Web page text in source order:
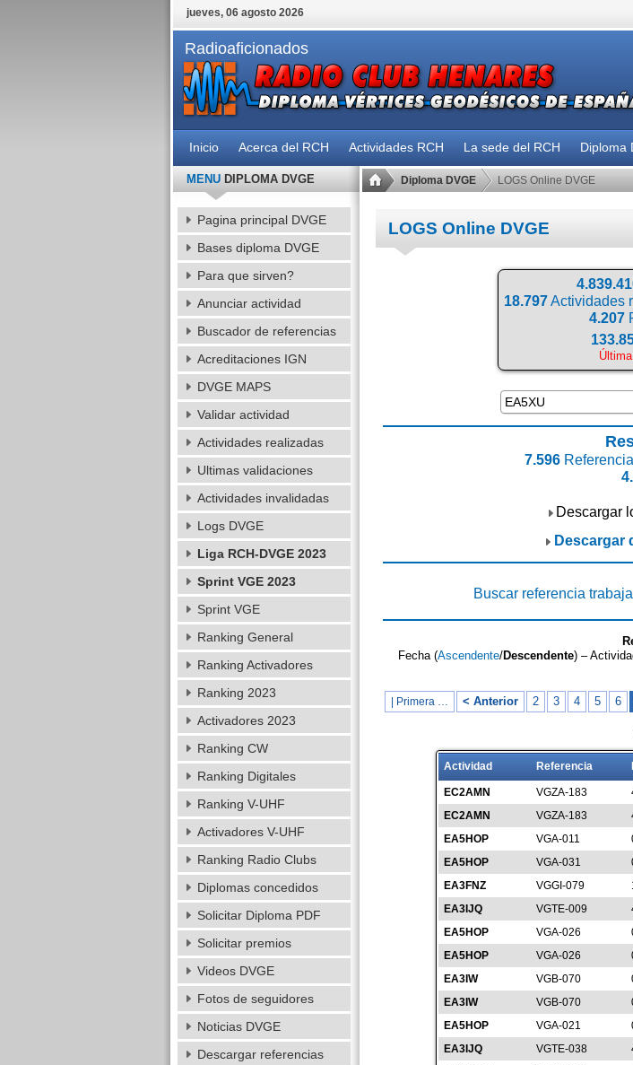
jueves, 06 agosto 2026
Radioaficionados
Inicio Acerca del RCH Actividades RCH La sede del RCH Diploma
Diploma DVGE LOGS Online DVGE
LOGS Online DVGE
18.797Actividades
4.207
7.596
Descargar
Descargar
Buscar referencia
Fecha (Ascendente/Descendente) –
| Primera … < Anterior 2 3 4 5 6
Actividad Referencia
EC2AMN VGZA-183
EC2AMN
VGZA-183
EA5HOP
VGA-011
EA5HOP
VGA-031
EA3FNZ
VGGI-079
EA3IJQ
VGTE-009
EA5HOP
VGA-026
EA5HOP
VGA-026
EA3IW
VGB-070
EA3IW
VGB-070
EA5HOP
VGA-021
EA3IJQ
VGTE-038
MENUDIPLOMA DVGE
Pagina principal DVGE
Bases diploma DVGE
Para que sirven?
Anunciar actividad
Buscador de referencias
Acreditaciones IGN
DVGE MAPS
Validar actividad
Actividades realizadas
Ultimas validaciones
Actividades invalidadas
Logs DVGE
Liga RCH-DVGE 2023
Sprint VGE 2023
Sprint VGE
Ranking General
Ranking Activadores
Ranking 2023
Activadores 2023
Ranking CW
Ranking Digitales
Ranking V-UHF
Activadores V-UHF
Ranking Radio Clubs
Diplomas concedidos
Solicitar Diploma PDF
Solicitar premios
Videos DVGE
Fotos de seguidores
Noticias DVGE
Descargar referencias